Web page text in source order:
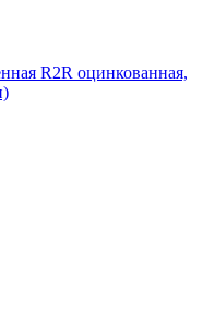
R2R оцинкованная,